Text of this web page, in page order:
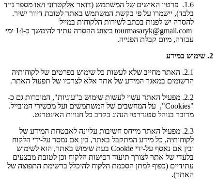
1.6. פרטיו האישים של המשתמש (דואר אלקטרוני ו/או מספר נייד
בלבד), יישמרו על פי בקשת המשתמש באתר לטובת דיוור ישיר.
להסרה יש לפנות בכתב לשירות הלקוחות במייל
tourmasaryk@gmail.com ביצוע ההסרה עתיד להימשך כ-14 ימי
עבודה, מיום קבלת הפנייה.
2. שימוש במידע
2.1. האתר מחייב שלא לעשות כל שימוש בפרטים של לקוחותיה
הרשומים במאגר המידע של אתר אלא לצרכיו של תפעול האתר.
2.2. מפעיל האתר עשוי לעשות שימוש ב"עוגיות", המוכרות גם כ-
"Cookies", על המחשבים של המשתמשים ועל מכשירי המובייל.
מדובר בנוהל סטנדרטי הנהוג בקרב כל חנויות האינטרנט.
2.3. מפעיל האתר מייחס חשיבות עליונה לאבטחת המידע של
לקוחותיה, כל מידע המתקבל באתר, בין אם נמסר על-ידי הלקוח
ובין אם נאסף על-ידי Cookie בעת שימוש באתר, הוא לשימוש
בלעדי של אתר לצורך תיעוד רכישות הלקוח וכן לטובת מבצעים
עתידיים (כפוף למתן הסכמת הלקוח להיכלל ברשימת התפוצה של
האתר).